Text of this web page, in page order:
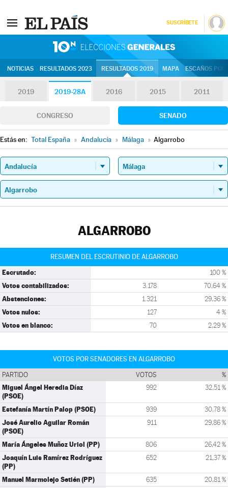
SUSCRÍBETE
NOTICIAS RESULTADOS 2023 RESULTADOS 2019 MAPA ESCAÑOS
2019 2019-28A 2016 2015 2011
CONGRESO SENADO
Estás en: Total España » Andalucía » Málaga » Algarrobo
ALGARROBO
RESUMEN DEL ESCRUTINIO DE ALGARROBO
Escrutado: 100 %
Votos contabilizados: 3.178 70,64 %
Abstenciones: 1.321 29,36 %
Votos nulos: 127 4 %
Votos en blanco: 70 2,29 %
VOTOS POR SENADORES EN ALGARROBO
PARTIDO VOTOS %
Miguel Ángel Heredia Díaz
(PSOE)
992 32,51 %
Estefanía Martín Palop (PSOE) 939 30,78 %
José Aurelio Aguilar Román
(PSOE)
911 29,86 %
María Ángeles Muñoz Uriol (PP) 806 26,42 %
Joaquín Luis Ramírez Rodríguez
(PP)
652 21,37 %
Manuel Marmolejo Setién (PP) 635 20,81 %